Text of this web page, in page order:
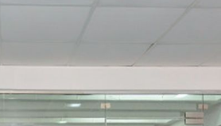
Nachricht
Wählen Sie Ihr Land...